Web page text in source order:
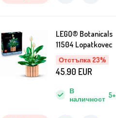
Отстъпка 23%
LEGO® Botanicals
11504 Lopatkovec
В
наличност 5+
45.90 EUR